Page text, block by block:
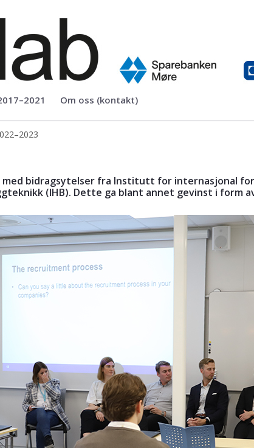
entreprenørskap, finans og
Om oss (kontakt)
med bidragsytelser fra Institutt for internasjonal
(IHB). Dette ga blant annet gevinst i form